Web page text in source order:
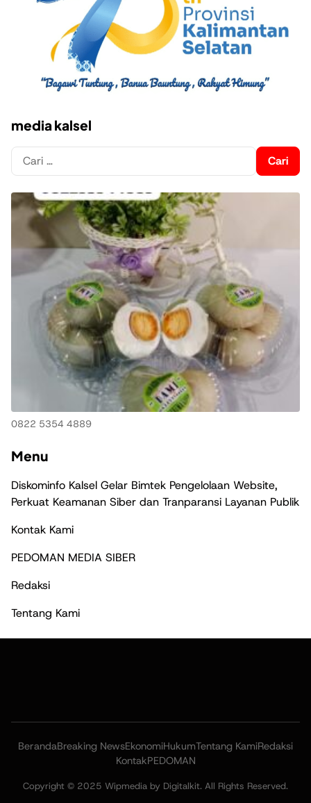
media kalsel
Cari
untuk:
0822 5354 4889
Menu
Diskominfo Kalsel Gelar Bimtek Pengelolaan Website,
Perkuat Keamanan Siber dan Tranparansi Layanan Publik
Kontak Kami
PEDOMAN MEDIA SIBER
Redaksi
Tentang Kami
BerandaBreaking NewsEkonomiHukumTentang KamiRedaksi
KontakPEDOMAN
Copyright © 2025 Wipmedia by Digitalkit. All Rights Reserved.